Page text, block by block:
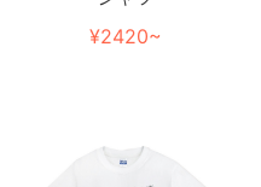
¥2420~